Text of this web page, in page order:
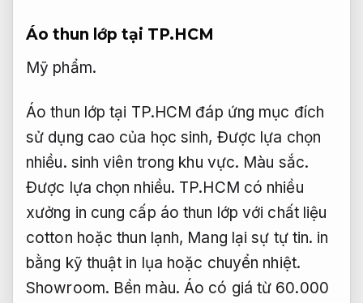
Áo thun lớp tại TP.HCM
Mỹ phẩm.
Áo thun lớp tại TP.HCM đáp ứng mục đích
sử dụng cao của học sinh, Được lựa chọn
nhiều. sinh viên trong khu vực. Màu sắc.
Được lựa chọn nhiều. TP.HCM có nhiều
xưởng in cung cấp áo thun lớp với chất liệu
cotton hoặc thun lạnh, Mang lại sự tự tin. in
bằng kỹ thuật in lụa hoặc chuyển nhiệt.
Showroom. Bền màu. Áo có giá từ 60.000